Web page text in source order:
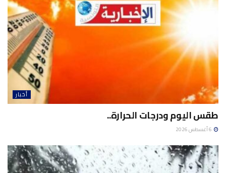
أخبار
طقس اليوم ودرجات الحرارة..